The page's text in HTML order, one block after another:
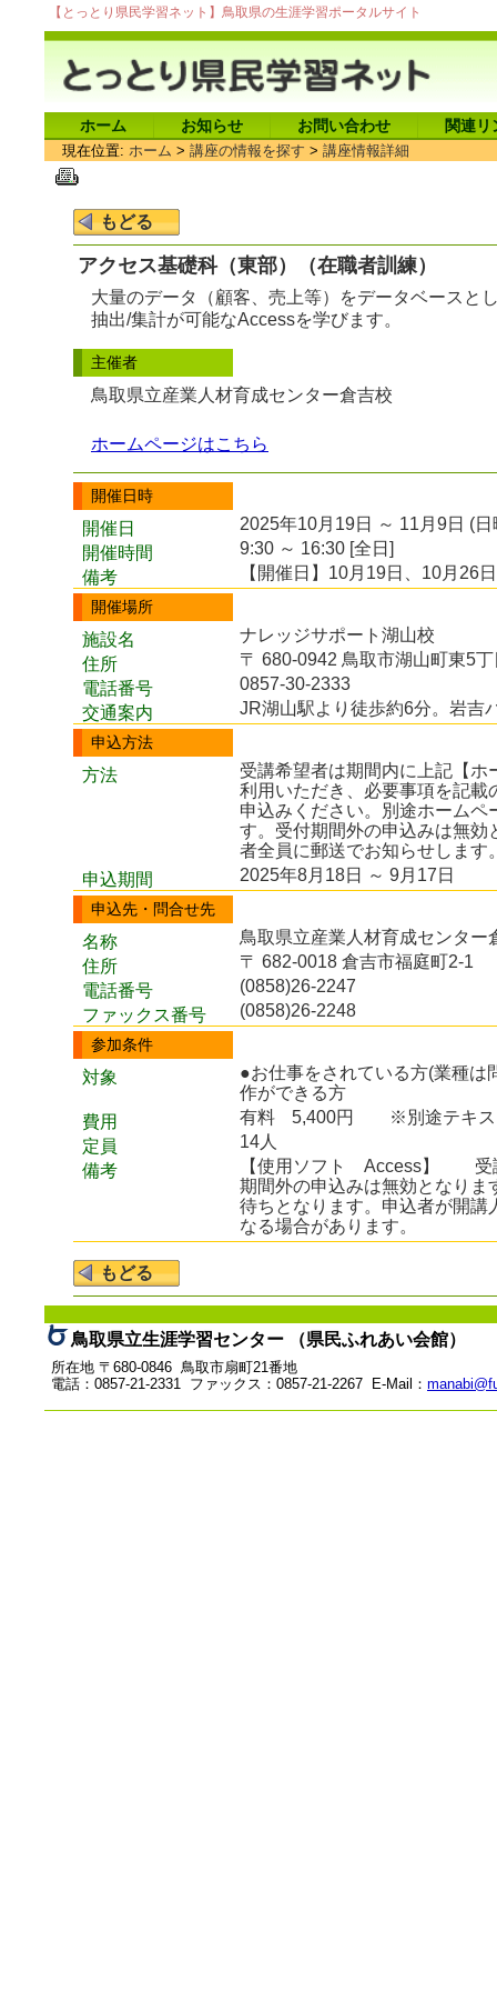
【とっとり県民学習ネット】鳥取県の生涯学習ポータルサイト
ホーム お知らせ お問い合わせ 関連リ
現在位置: ホーム > 講座の情報を探す > 講座情報詳細
アクセス基礎科（東部）（在職者訓練）
大量のデータ（顧客、売上等）をデータベースと
抽出/集計が可能なAccessを学びます。
主催者
鳥取県立産業人材育成センター倉吉校
ホームページはこちら
開催日時
開催日
2025年10月19日 ～ 11月9日 (日
開催時間
9:30 ～ 16:30 [全日]
備考
【開催日】10月19日、10月26
開催場所
施設名
ナレッジサポート湖山校
住所
〒 680-0942 鳥取市湖山町東5
電話番号
0857-30-2333
交通案内
JR湖山駅より徒歩約6分。岩吉
申込方法
方法
受講希望者は期間内に上記【
利用いただき、必要事項を記載
申込みください。別途ホーム
す。受付期間外の申込みは無効
者全員に郵送でお知らせしま
申込期間
2025年8月18日 ～ 9月17日
申込先・問合せ先
名称
鳥取県立産業人材育成センター
住所
〒 682-0018 倉吉市福庭町2-1
電話番号
(0858)26-2247
ファックス番号
(0858)26-2248
参加条件
対象
●お仕事をされている方(業種
作ができる方
費用
有料
5,400円 ※別途テキス
定員
14人
備考
【使用ソフト Access】 受
期間外の申込みは無効となりま
待ちとなります。申込者が開講
なる場合があります。
鳥取県立生涯学習センター （県民ふれあい会館）
所在地 〒680-0846 鳥取市扇町21番地
電話：0857-21-2331 ファックス：0857-21-2267 E-Mail：